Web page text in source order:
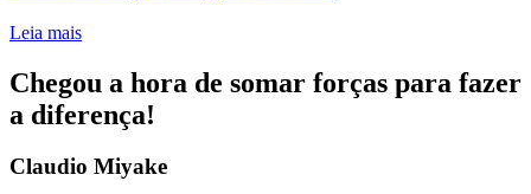
Leia mais
Chegou a hora de somar forças para fazer
a diferença!
Claudio Miyake